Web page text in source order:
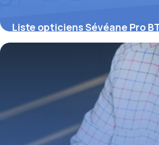
Liste opticiens Sévéane Pro
complet 2026